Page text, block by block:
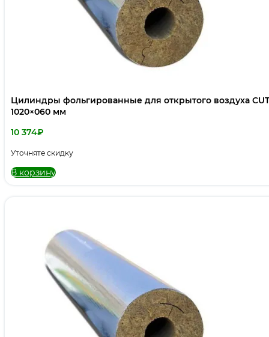
Цилиндры фольгированные для открытого воздуха
1020×060 мм
10 374₽
Уточняте скидку
В корзину